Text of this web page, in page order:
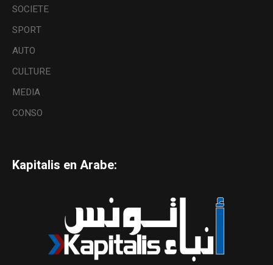
SOCIETE
SPORT
AUTO
CULTURE
MEDIA
CONSO
Kapitalis en Arabe: